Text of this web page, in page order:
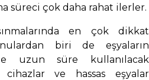
süreci çok daha rahat ilerler.
en çok dikkat
biri de eşyaların
uzun süre kullanılacak
ve hassas eşyalar